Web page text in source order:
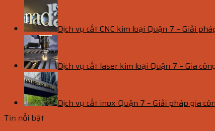
Dịch vụ cắt CNC kim loại Quận 7 – Giải
Dịch vụ cắt laser kim loại Quận 7 – Gia
Dịch vụ cắt inox Quận 7 – Giải pháp gia
Tin nổi bật